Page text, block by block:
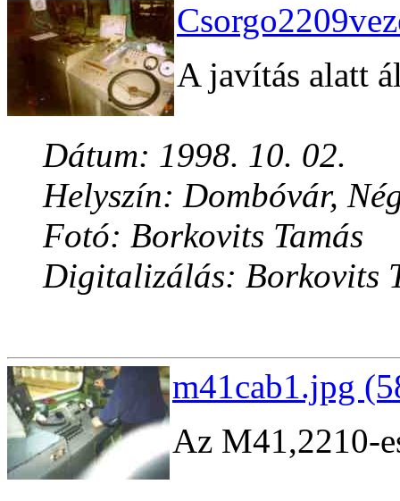
A javítás alatt
Dátum: 1998. 10. 02.
Helyszín: Dombóvár,
Fotó: Borkovits Tamás
Digitalizálás: Borkovits
m41cab1.jpg
Az M41,2210-